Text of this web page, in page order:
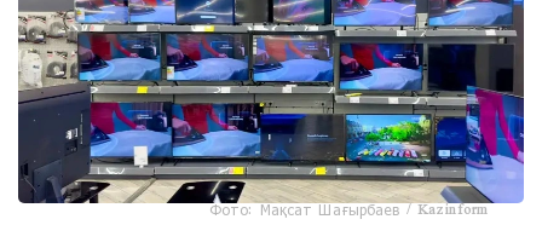
Фото: Мақсат Шағырбаев / Kazinform